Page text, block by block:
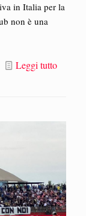
in Italia per la
non è una
Leggi tutto